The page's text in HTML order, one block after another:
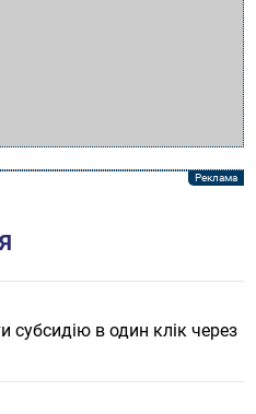
субсидію в один клік через